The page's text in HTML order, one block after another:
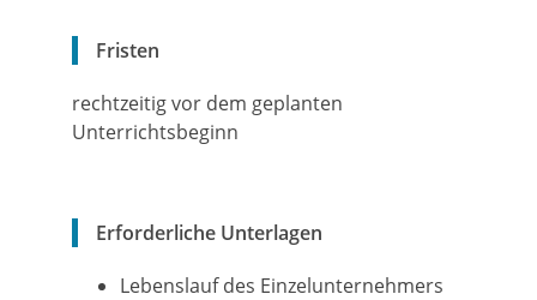
Fristen
rechtzeitig vor dem geplanten
Unterrichtsbeginn
Erforderliche Unterlagen
Lebenslauf des Einzelunternehmers